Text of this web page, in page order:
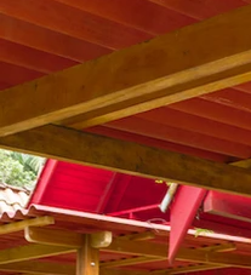
und einen